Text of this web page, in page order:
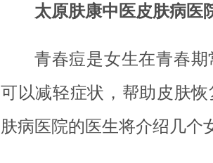
太原肤康中医皮肤病医
青春痘是女生在青春
可以减轻症状，帮助皮肤
肤病医院的医生将介绍几个